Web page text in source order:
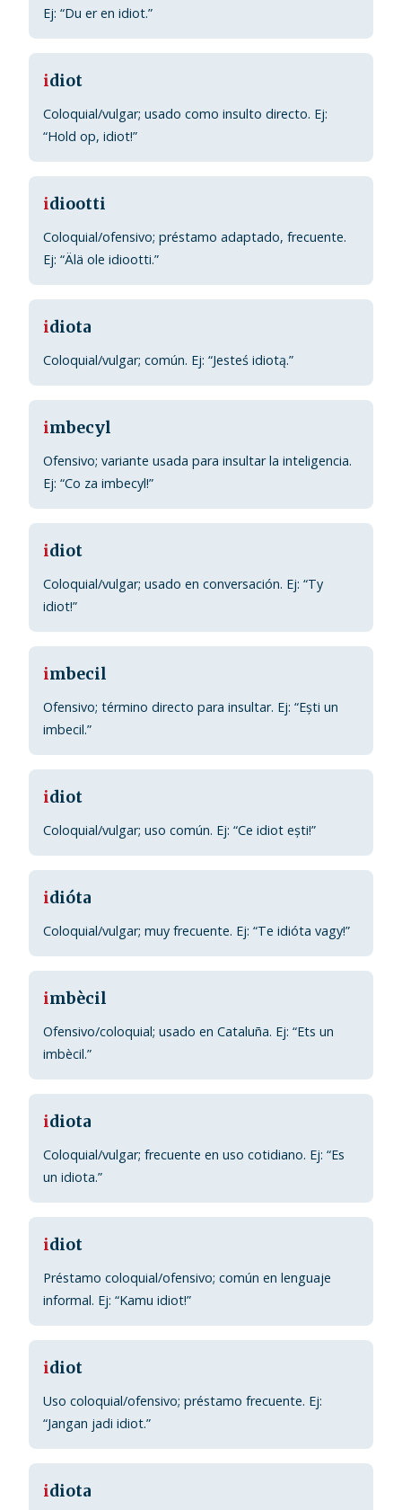
Ej: “Du er en idiot.”
idiot
Coloquial/vulgar; usado como insulto directo. Ej:
“Hold op, idiot!”
idiootti
Coloquial/ofensivo; préstamo adaptado, frecuente.
Ej: “Älä ole idiootti.”
idiota
Coloquial/vulgar; común. Ej: “Jesteś idiotą.”
imbecyl
Ofensivo; variante usada para insultar la inteligencia.
Ej: “Co za imbecyl!”
idiot
Coloquial/vulgar; usado en conversación. Ej: “Ty
idiot!”
imbecil
Ofensivo; término directo para insultar. Ej: “Ești un
imbecil.”
idiot
Coloquial/vulgar; uso común. Ej: “Ce idiot ești!”
idióta
Coloquial/vulgar; muy frecuente. Ej: “Te idióta vagy!”
imbècil
Ofensivo/coloquial; usado en Cataluña. Ej: “Ets un
imbècil.”
idiota
Coloquial/vulgar; frecuente en uso cotidiano. Ej: “Es
un idiota.”
idiot
Préstamo coloquial/ofensivo; común en lenguaje
informal. Ej: “Kamu idiot!”
idiot
Uso coloquial/ofensivo; préstamo frecuente. Ej:
“Jangan jadi idiot.”
idiota